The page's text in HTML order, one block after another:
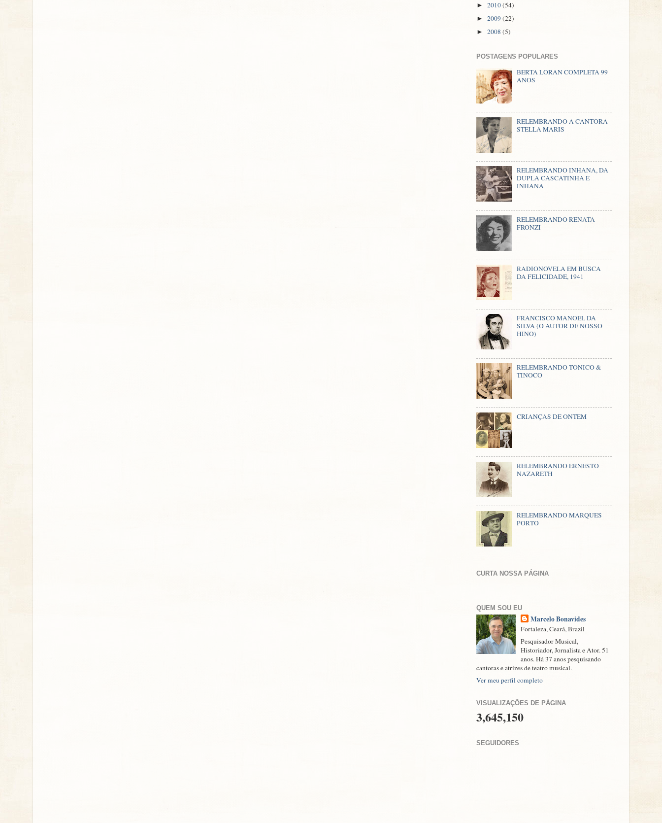
► 2010(54)
► 2009(22)
► 2008 (5)
POSTAGENS POPULARES
BERTA LORAN COMPLETA 99
ANOS
RELEMBRANDO A CANTORA
STELLA MARIS
RELEMBRANDO INHANA, DA
DUPLA CASCATINHA E
INHANA
RELEMBRANDO RENATA
FRONZI
RADIONOVELA EM BUSCA
DA FELICIDADE, 1941
FRANCISCO MANOEL DA
SILVA (O AUTOR DE NOSSO
HINO)
RELEMBRANDO TONICO &
TINOCO
CRIANÇAS DE ONTEM
RELEMBRANDO ERNESTO
NAZARETH
RELEMBRANDO MARQUES
PORTO
CURTA NOSSA PÁGINA
QUEM SOU EU
Marcelo Bonavides
Fortaleza, Ceará, Brazil
Pesquisador Musical,
Historiador, Jornalista e Ator. 51
anos. Há 37 anos pesquisando
cantoras e atrizes de teatro musical.
Ver meu perfil completo
VISUALIZAÇÕES DE PÁGINA
3,645,150
SEGUIDORES